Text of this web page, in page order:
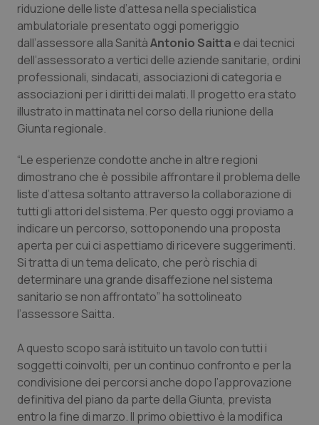
Campania
Emilia-Romagna
Friuli Venezia Giulia
Lazio
Liguria
Lombardia
Marche
Molise
Piemonte
Provincia Autonoma di Bolzano
Provincia Autonoma di Trento
Car-T
Colesterolo & coronaropatie
Dermatite Atopica
Diabete & glucometri
Disturbi dell’umore
Dolore
Donna & Salute
Epatiti
HIV
Infezioni & Febbre
Ipertensione & Scompenso
riduzione delle liste d’attesa nella specialistica
ambulatoriale presentato oggi pomeriggio
dall’assessore alla SanitàAntonio Saitta e dai tecnici
dell’assessorato a vertici delle aziende sanitarie, ordini
professionali, sindacati, associazioni di categoria e
associazioni per i diritti dei malati. Il progetto era stato
illustrato in mattinata nel corso della riunione della
Giunta regionale.
“Le esperienze condotte anche in altre regioni
dimostrano che è possibile affrontare il problema delle
liste d’attesa soltanto attraverso la collaborazione di
tutti gli attori del sistema. Per questo oggi proviamo a
indicare un percorso, sottoponendo una proposta
aperta per cui ci aspettiamo di ricevere suggerimenti.
Si tratta di un tema delicato, che però rischia di
determinare una grande disaffezione nel sistema
sanitario se non affrontato” ha sottolineato
l’assessore Saitta.
A questo scopo sarà istituito un tavolo con tutti i
soggetti coinvolti, per un continuo confronto e per la
condivisione dei percorsi anche dopo l’approvazione
definitiva del piano da parte della Giunta, prevista
entro la fine di marzo. Il primo obiettivo è la modifica